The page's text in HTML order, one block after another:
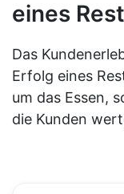
eines
Das
Erfolg eines
um das Essen,
die Kunden